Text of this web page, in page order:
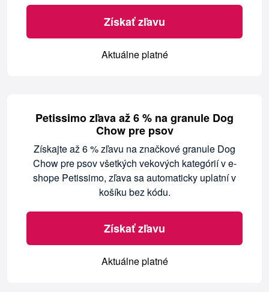
Získať zľavu
Aktuálne platné
Petissimo zľava až 6 % na granule Dog
Chow pre psov
Získajte až 6 % zľavu na značkové granule Dog
Chow pre psov všetkých vekových kategórií v e-
shope Petissimo, zľava sa automaticky uplatní v
košíku bez kódu.
Získať zľavu
Aktuálne platné